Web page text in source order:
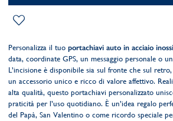
Personalizza il tuo portachiavi auto in acciaio
data, coordinate GPS, un messaggio personale o
L’incisione è disponibile sia sul fronte che sul
un accessorio unico e ricco di valore affettivo.
alta qualità, questo portachiavi personalizzato
praticità per l’uso quotidiano. È un’idea regalo
del Papà, San Valentino o come ricordo speciale